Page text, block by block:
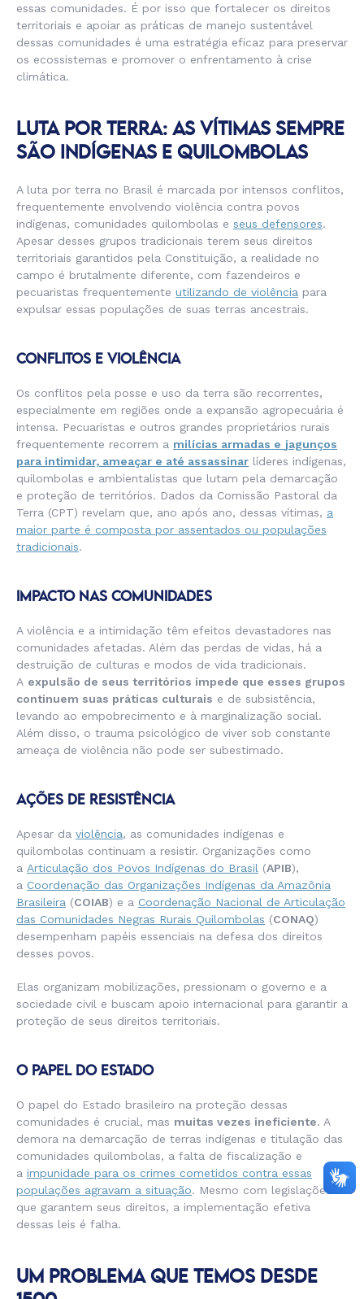
essas comunidades. É por isso que fortalecer os direitos
territoriais e apoiar as práticas de manejo sustentável
dessas comunidades é uma estratégia eficaz para preservar
os ecossistemas e promover o enfrentamento à crise
climática.
LUTA POR TERRA: AS VÍTIMAS SEMPRE
SÃO INDÍGENAS E QUILOMBOLAS
A luta por terra no Brasil é marcada por intensos conflitos,
frequentemente envolvendo violência contra povos
indígenas, comunidades quilombolas e seus defensores.
Apesar desses grupos tradicionais terem seus direitos
territoriais garantidos pela Constituição, a realidade no
campo é brutalmente diferente, com fazendeiros e
pecuaristas frequentemente utilizando de violência para
expulsar essas populações de suas terras ancestrais.
CONFLITOS E VIOLÊNCIA
Os conflitos pela posse e uso da terra são recorrentes,
especialmente em regiões onde a expansão agropecuária é
intensa. Pecuaristas e outros grandes proprietários rurais
frequentemente recorrem a milícias armadas e jagunços
para intimidar, ameaçar e até assassinar líderes indígenas,
quilombolas e ambientalistas que lutam pela demarcação
e proteção de territórios. Dados da Comissão Pastoral da
Terra (CPT) revelam que, ano após ano, dessas vítimas, a
maior parte é composta por assentados ou populações
tradicionais.
IMPACTO NAS COMUNIDADES
A violência e a intimidação têm efeitos devastadores nas
comunidades afetadas. Além das perdas de vidas, há a
destruição de culturas e modos de vida tradicionais.
A expulsão de seus territórios impede que esses grupos
continuem suas práticas culturais e de subsistência,
levando ao empobrecimento e à marginalização social.
Além disso, o trauma psicológico de viver sob constante
ameaça de violência não pode ser subestimado.
AÇÕES DE RESISTÊNCIA
Apesar da violência, as comunidades indígenas e
quilombolas continuam a resistir. Organizações como
a Articulação dos Povos Indígenas do Brasil (APIB),
a Coordenação das Organizações Indígenas da Amazônia
Brasileira (COIAB) e a Coordenação Nacional de Articulação
das Comunidades Negras Rurais Quilombolas (CONAQ)
desempenham papéis essenciais na defesa dos direitos
desses povos.
Elas organizam mobilizações, pressionam o governo e a
sociedade civil e buscam apoio internacional para garantir a
proteção de seus direitos territoriais.
O PAPEL DO ESTADO
O papel do Estado brasileiro na proteção dessas
comunidades é crucial, mas muitas vezes ineficiente. A
demora na demarcação de terras indígenas e titulação das
comunidades quilombolas, a falta de fiscalização e
a impunidade para os crimes cometidos contra essas
populações agravam a situação. Mesmo com legislações
que garantem seus direitos, a implementação efetiva
dessas leis é falha.
UM PROBLEMA QUE TEMOS DESDE